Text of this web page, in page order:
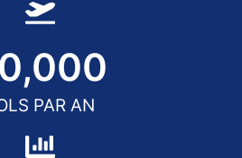
PAR AN